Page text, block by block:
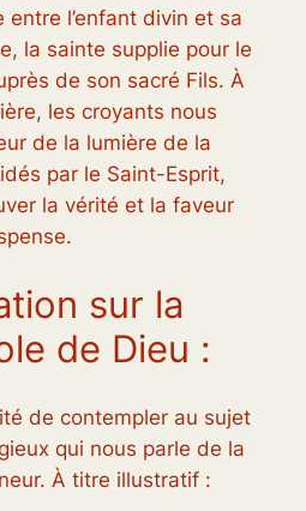
l’enfant divin et sa
la sainte supplie pour le
de son sacré Fils. À
les croyants nous
de la lumière de la
par le Saint-Esprit,
la vérité et la faveur
sur la
de Dieu :
de contempler au sujet
qui nous parle de la
À titre illustratif :